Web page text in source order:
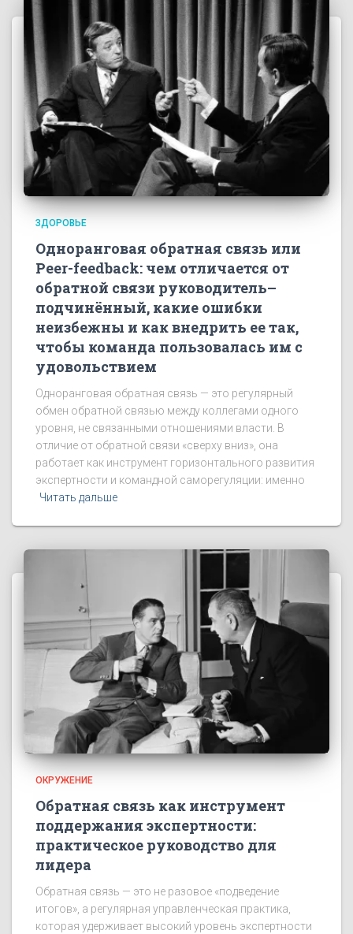
ЗДОРОВЬЕ
Одноранговая обратная связь или
Peer-feedback: чем отличается от
обратной связи руководитель–
подчинённый, какие ошибки
неизбежны и как внедрить ее так,
чтобы команда пользовалась им с
удовольствием
Одноранговая обратная связь — это регулярный
обмен обратной связью между коллегами одного
уровня, не связанными отношениями власти. В
отличие от обратной связи «сверху вниз», она
работает как инструмент горизонтального развития
экспертности и командной саморегуляции: именно
Читать дальше
ОКРУЖЕНИЕ
Обратная связь как инструмент
поддержания экспертности:
практическое руководство для
лидера
Обратная связь — это не разовое «подведение
итогов», а регулярная управленческая практика,
которая удерживает высокий уровень экспертности